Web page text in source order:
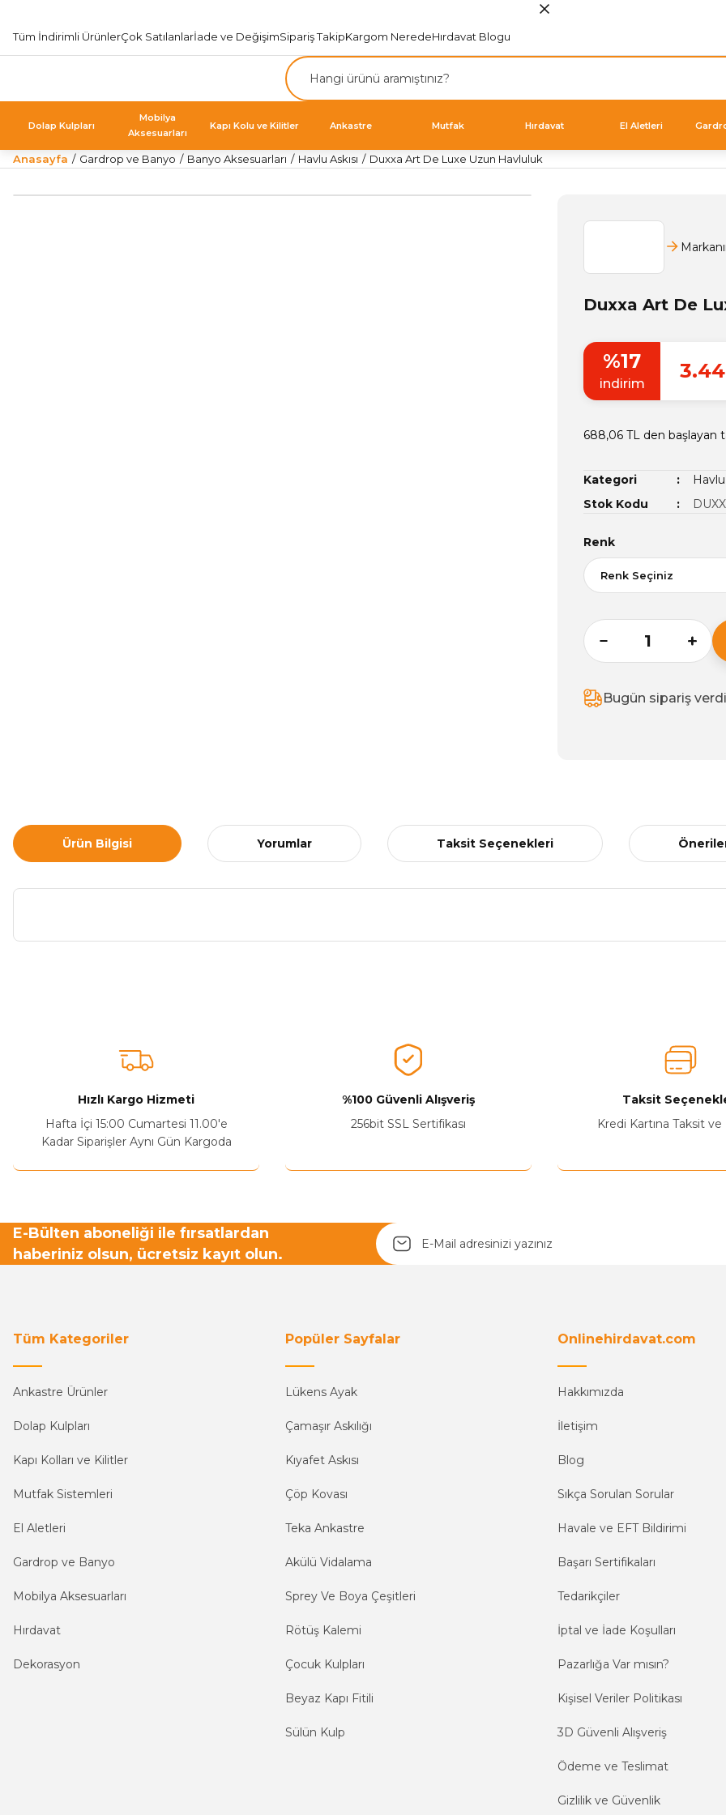
Tüm İndirimli ÜrünlerÇok Satılanlarİade ve DeğişimSipariş TakipKargom NeredeHırdavat Blogu
Dolap Kulpları
Mobilya
Aksesuarları
Kapı Kolu ve Kilitler Ankastre Mutfak Hırdavat El Aletleri
Anasayfa Gardrop ve Banyo Banyo Aksesuarları Havlu Askısı Duxxa Art De Luxe Uzun Havluluk
Duxxa Art De
%17
indirim
688,06 TL den başlayan
Kategori
Havlu
Stok Kodu
Renk
Bugün sipariş
Ürün Bilgisi Yorumlar Taksit Seçenekleri
Ürün açıklamasında eksik bilgiler bulunuyor.
Bu ürüne benzer farklı alternatifler olmalı.
Yetkiliye Gönder
Hızlı Kargo Hizmeti
Hafta İçi 15:00 Cumartesi 11.00'e
Kadar Siparişler Aynı Gün Kargoda
%100 Güvenli Alışveriş
256bit SSL Sertifikası
Taksit
Kredi Kartına Taksit ve
E-Bülten aboneliği ile fırsatlardan
haberiniz olsun, ücretsiz kayıt olun.
Tüm Kategoriler
Ankastre Ürünler
Dolap Kulpları
Kapı Kolları ve Kilitler
Mutfak Sistemleri
El Aletleri
Gardrop ve Banyo
Mobilya Aksesuarları
Hırdavat
Dekorasyon
Popüler Sayfalar
Lükens Ayak
Çamaşır Askılığı
Kıyafet Askısı
Çöp Kovası
Teka Ankastre
Akülü Vidalama
Sprey Ve Boya Çeşitleri
Rötüş Kalemi
Çocuk Kulpları
Beyaz Kapı Fitili
Sülün Kulp
Onlinehirdavat.com
Hakkımızda
İletişim
Blog
Sıkça Sorulan Sorular
Havale ve EFT Bildirimi
Başarı Sertifikaları
Tedarikçiler
İptal ve İade Koşulları
Pazarlığa Var mısın?
Kişisel Veriler Politikası
3D Güvenli Alışveriş
Ödeme ve Teslimat
Gizlilik ve Güvenlik